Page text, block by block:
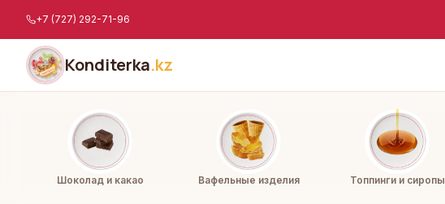
+7 (727) 292-71-96
Konditerka.kz
Шоколад и какао Вафельные изделия Топпинги и сиропы